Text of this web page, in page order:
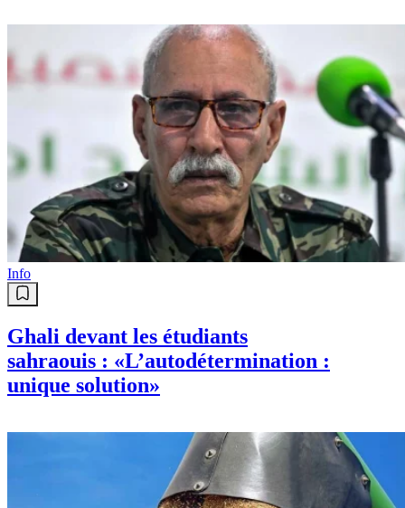
Info
Ghali devant les étudiants
sahraouis : «L’autodétermination :
unique solution»